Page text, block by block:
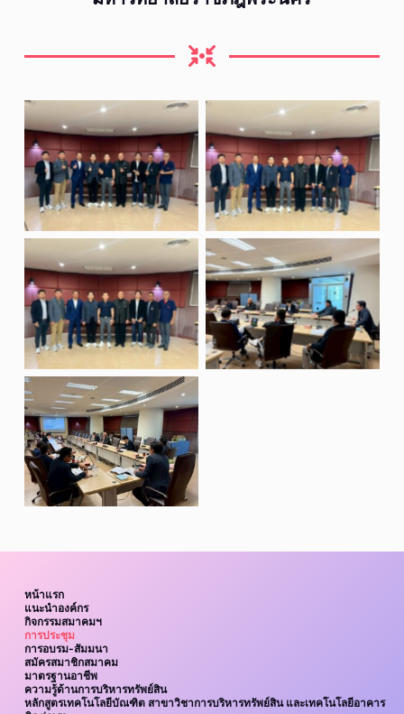
หน้าแรก
แนะนำองค์กร
กิจกรรมสมาคมฯ
การประชุม
การอบรม-สัมมนา
สมัครสมาชิกสมาคม
มาตรฐานอาชีพ
ความรู้ด้านการบริหารทรัพย์สิน
หลักสูตรเทคโนโลยีบัณฑิต สาขาวิชาการบริหารทรัพย์สิน และเทคโนโลยีอาคาร